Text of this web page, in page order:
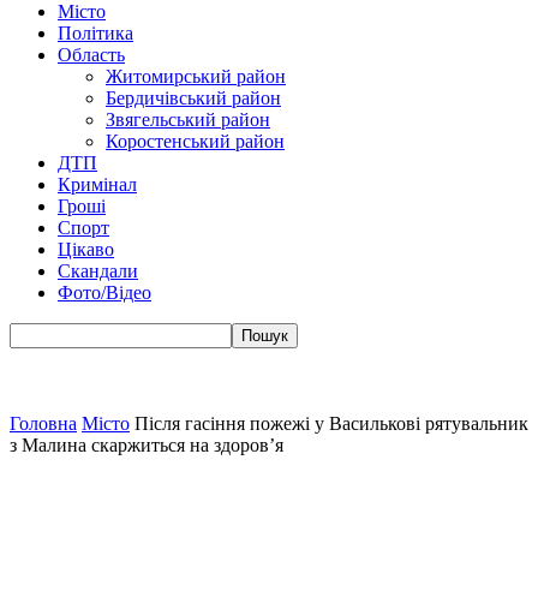
Місто
Політика
Область
Житомирський район
Бердичівський район
Звягельський район
Коростенський район
ДТП
Кримінал
Гроші
Спорт
Цікаво
Скандали
Фото/Відео
Головна Місто Після гасіння пожежі у Василькові рятувальник
з Малина скаржиться на здоров’я